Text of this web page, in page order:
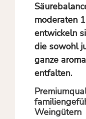
moderaten
entwickeln
die sowohl
ganze
entfalten.
Weingütern